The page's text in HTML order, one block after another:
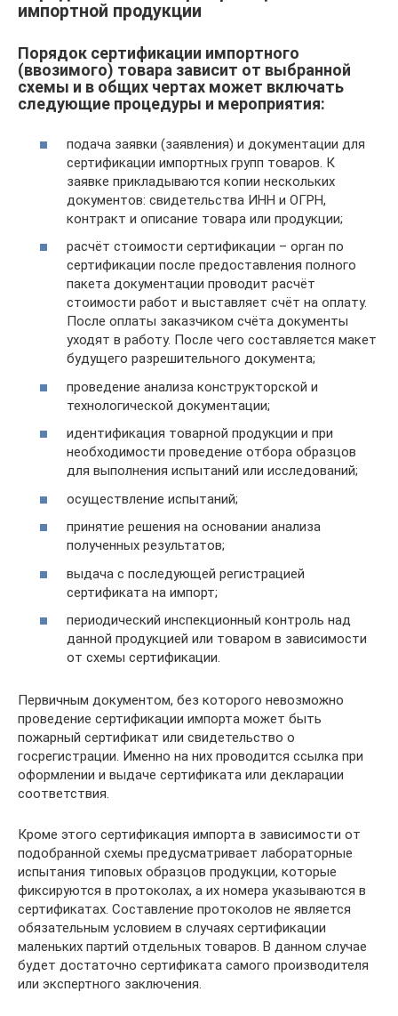
импортной продукции
Порядок сертификации импортного
(ввозимого) товара зависит от выбранной
схемы и в общих чертах может включать
следующие процедуры и мероприятия:
подача заявки (заявления) и документации для
сертификации импортных групп товаров. К
заявке прикладываются копии нескольких
документов: свидетельства ИНН и ОГРН,
контракт и описание товара или продукции;
расчёт стоимости сертификации – орган по
сертификации после предоставления полного
пакета документации проводит расчёт
стоимости работ и выставляет счёт на оплату.
После оплаты заказчиком счёта документы
уходят в работу. После чего составляется макет
будущего разрешительного документа;
проведение анализа конструкторской и
технологической документации;
идентификация товарной продукции и при
необходимости проведение отбора образцов
для выполнения испытаний или исследований;
осуществление испытаний;
принятие решения на основании анализа
полученных результатов;
выдача с последующей регистрацией
сертификата на импорт;
периодический инспекционный контроль над
данной продукцией или товаром в зависимости
от схемы сертификации.
Первичным документом, без которого невозможно
проведение сертификации импорта может быть
пожарный сертификат или свидетельство о
госрегистрации. Именно на них проводится ссылка при
оформлении и выдаче сертификата или декларации
соответствия.
Кроме этого сертификация импорта в зависимости от
подобранной схемы предусматривает лабораторные
испытания типовых образцов продукции, которые
фиксируются в протоколах, а их номера указываются в
сертификатах. Составление протоколов не является
обязательным условием в случаях сертификации
маленьких партий отдельных товаров. В данном случае
будет достаточно сертификата самого производителя
или экспертного заключения.